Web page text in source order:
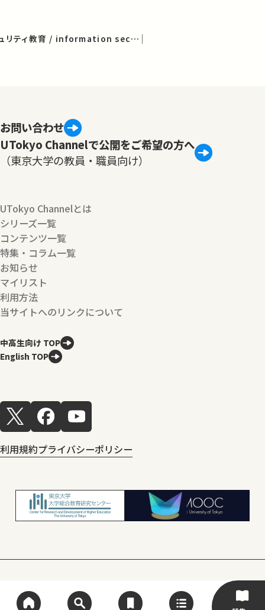
平成30年度 情報セキュリティ教育 / information security education 2018
お問い合わせ
UTokyo Channelで公開をご希望の方へ
（東京大学の教員・職員向け）
UTokyo Channelとは
シリーズ一覧
コンテンツ一覧
特集・コラム一覧
お知らせ
マイリスト
利用方法
当サイトへのリンクについて
中高生向け TOP
English TOP
利用規約プライバシーポリシー
of Higher Education, The University of Tokyo